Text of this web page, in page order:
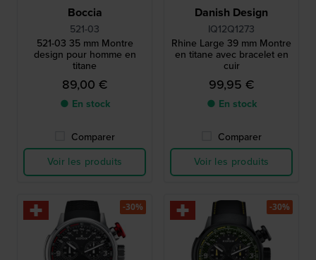
Boccia
521-03
521-03 35 mm Montre
design pour homme en
titane
89,00 €
● En stock
Comparer
Voir les produits
Danish Design
IQ12Q1273
Rhine Large 39 mm Montre
en titane avec bracelet en
cuir
99,95 €
● En stock
Comparer
Voir les produits
-30% -30%